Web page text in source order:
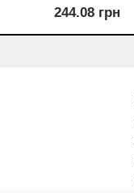
244.08 грн